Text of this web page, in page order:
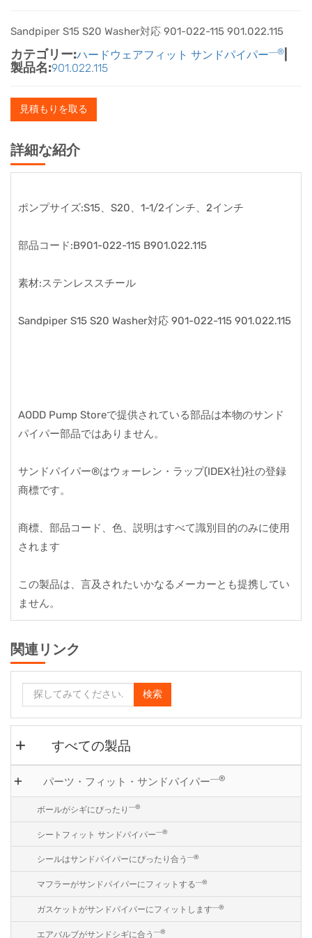
Sandpiper S15 S20 Washer対応 901-022-115 901.022.115
カテゴリー:ハードウェアフィット サンドパイパー―®
製品名:901.022.115
見積もりを取る
詳細な紹介
ポンプサイズ:S15、S20、1-1/2インチ、2インチ
部品コード:B901-022-115 B901.022.115
素材:ステンレススチール
Sandpiper S15 S20 Washer対応 901-022-115 901.022.115
AODD Pump Storeで提供されている部品は本物のサンド
パイパー部品ではありません。
サンドパイパー®はウォーレン・ラップ(IDEX社)社の登録
商標です。
商標、部品コード、色、説明はすべて識別目的のみに使用
されます
この製品は、言及されたいかなるメーカーとも提携してい
ません。
関連リンク
検索
すべての製品
パーツ・フィット・サンドパイパー―®
ボールがシギにぴったり ―®
シートフィット サンドパイパー―®
シールはサンドパイパーにぴったり合う ―®
マフラーがサンドパイパーにフィットする―®
ガスケットがサンドパイパーにフィットします―®
エアバルブがサンドシギに合う ―®